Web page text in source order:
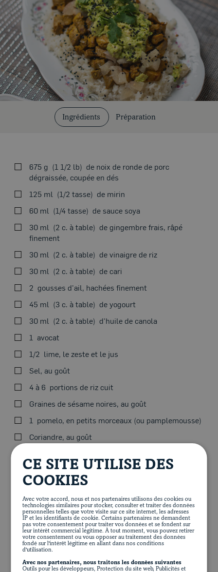
Thème du moment
Blogue
Ingrédients Préparation
675 g 1 1/2 lb
de noix de ronde de porc
dégraissée, coupée en dés
125 ml
1/2 tasse de mirin
60 ml
1/4 tasse de sauce soya
30 ml
2 c. à table de gingembre frais, râpé
finement
30 ml
2 c. à table de vinaigre de riz
30 ml
2 c. à table de cari
2 gousses d'ail, hachées finement
45 ml
3 c. à table de yogourt
30 ml
2 c. à table d'huile de canola
1 avocat
1/2 lime, le zeste et le jus
Sel, au goût
4 à 6 portions de riz cuit
Graines de sésame noires, au goût
1 pomelo, en petits morceaux (ou pamplemousse)
Coriandre, au goût
VOIRSUR LA CUISINIÈRE
Dans un bol, mélanger le mirin, la sauce soya, le
gingembre, le vinaigre de riz, le cari, l’ail et le yogourt.
Ajouter le porc et bien l’enrober de la marinade.
viande.
Dans une grande poêle ou dans un wok à feu vif, sauter
la viande dans l’huile, en deux ou trois fois, jusqu’à ce
Écraser à la fourchette l’avocat, ajouter les zestes et le
jus de lime. Saler
les morceaux de pomelo, les graines de sésame noires,
la coriandre et l’écrasé d’avocat.
671 calories 35 g de protéines
20 g de lipides
84 g de glucides
6 g de fibres
11 g de sucre
593 mg de sodium
CE SITE UTILISE DES
COOKIES
Avec votre accord, nous et nos partenaires utilisons des cookies ou
technologies similaires pour stocker, consulter et traiter des données
personnelles telles que votre visite sur ce site internet, les adresses
IP et les identifiants de cookie. Certains partenaires ne demandent
pas votre consentement pour traiter vos données et se fondent sur
leur intérêt commercial légitime. À tout moment, vous pouvez retirer
votre consentement ou vous opposer au traitement des données
fondé sur l'intérêt légitime en allant dans nos conditions
d'utilisation.
Avec nos partenaires, nous traitons les données suivantes
Outils pour les développeurs, Protection du site web, Publicités et